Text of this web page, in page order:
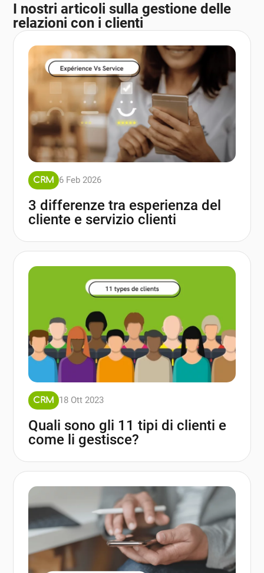
I nostri articoli sulla gestione delle
relazioni con i clienti
CRM 6 Feb 2026
3 differenze tra esperienza del
cliente e servizio clienti
CRM 18 Ott 2023
Quali sono gli 11 tipi di clienti e
come li gestisce?